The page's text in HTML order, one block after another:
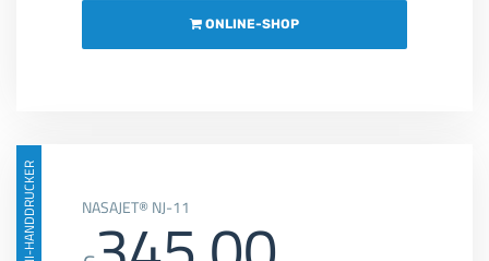
ONLINE-SHOP
NASAJET® NJ-11
MINI-HANDDRUCKER